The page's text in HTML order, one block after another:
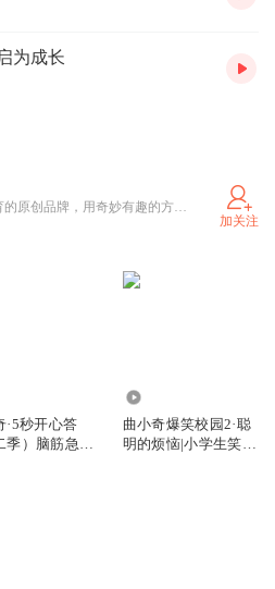
为成长
曲小奇是专注儿童教育的原创品牌，用奇妙有趣的方式为孩子们提供“好学又好玩”的内容产品，获得千万听众喜爱。商务合作请私信~
加关注
·5秒开心答
季）脑筋急转
曲小奇爆笑校园2·聪
明的烦恼|小学生笑